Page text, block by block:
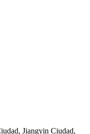
Jiangyin Ciudad,